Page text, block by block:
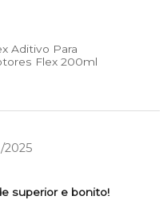
Aditivo Para
Flex 200ml
2025
superior e bonito!